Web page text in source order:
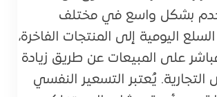
بشكل واسع في مختلف
اليومية إلى المنتجات الفاخرة،
على المبيعات عن طريق زيادة
يُعتبر التسعير النفسي